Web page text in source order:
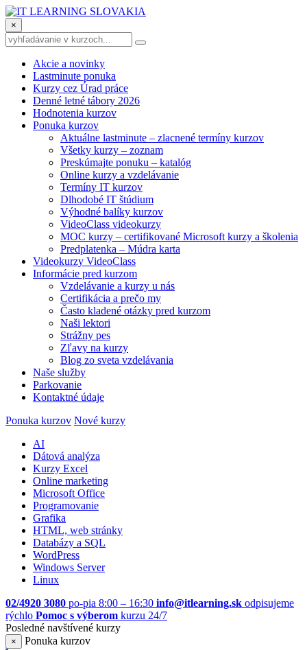
×
Akcie a novinky
Lastminute ponuka
Kurzy cez Úrad práce
Denné letné tábory 2026
Hodnotenia kurzov
Ponuka kurzov
Aktuálne lastminute – zlacnené termíny kurzov
Všetky kurzy – zoznam
Preskúmajte ponuku – katalóg
Online kurzy a vzdelávanie
Termíny IT kurzov
Dlhodobé IT štúdium
Výhodné balíky kurzov
VideoClass videokurzy
MOC kurzy – certifikované Microsoft kurzy a školenia
Predplatenka – Múdra karta
Videokurzy VideoClass
Informácie pred kurzom
Vzdelávanie a kurzy u nás
Certifikácia a prečo my
Často kladené otázky pred kurzom
Naši lektori
Strážny pes
Zľavy na kurzy
Blog zo sveta vzdelávania
Naše služby
Parkovanie
Kontaktné údaje
Ponuka kurzov Nové kurzy
AI
Dátová analýza
Kurzy Excel
Online marketing
Microsoft Office
Programovanie
Grafika
HTML, web stránky
Databázy a SQL
WordPress
Windows Server
Linux
02/4920 3080 po-pia 8:00 – 16:30 info@itlearning.sk odpisujeme
rýchlo Pomoc s výberom kurzu 24/7
Posledné navštívené kurzy
×
Ponuka kurzov